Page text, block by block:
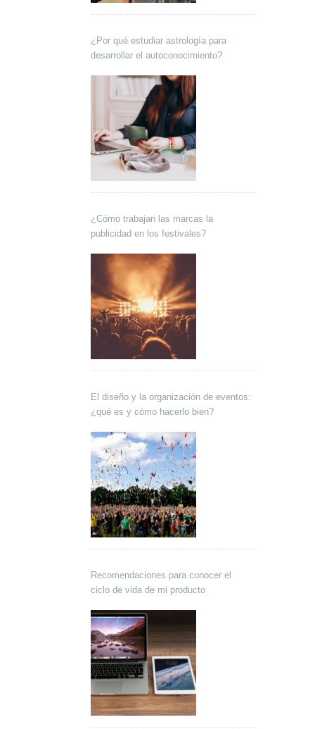
¿Por qué estudiar astrología para
desarrollar el autoconocimiento?
¿Cómo trabajan las marcas la
publicidad en los festivales?
El diseño y la organización de eventos:
¿qué es y cómo hacerlo bien?
Recomendaciones para conocer el
ciclo de vida de mi producto